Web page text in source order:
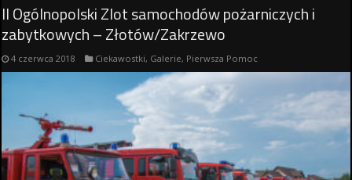
II Ogólnopolski Zlot samochodów pożarniczych i
zabytkowych – Złotów/Zakrzewo
4 czerwca 2018 Ciekawostki, Galerie, Pierwsza Pomoc